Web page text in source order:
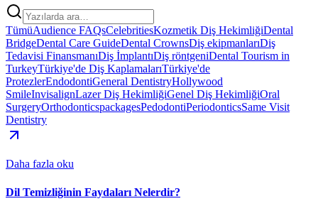
TümüAudience FAQsCelebritiesKozmetik Diş HekimliğiDental
BridgeDental Care GuideDental CrownsDiş ekipmanlarıDiş
Tedavisi FinansmanıDiş İmplantıDiş röntgeniDental Tourism in
TurkeyTürkiye'de Diş KaplamalarıTürkiye'de
ProtezlerEndodontiGeneral DentistryHollywood
SmileInvisalignLazer Diş HekimliğiGenel Diş HekimliğiOral
SurgeryOrthodonticspackagesPedodontiPeriodonticsSame Visit
Dentistry
Daha fazla oku
Dil Temizliğinin Faydaları Nelerdir?